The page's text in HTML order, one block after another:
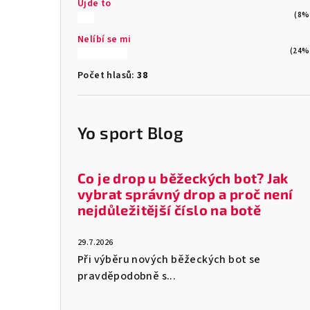
Ujde to
Nelíbí se mi
Počet hlasů:38
Yo sport Blog
Co je drop u běžeckých bot? Jak
vybrat správný drop a proč není
nejdůležitější číslo na botě
29.7.2026
Při výběru nových běžeckých bot se
pravděpodobně s...